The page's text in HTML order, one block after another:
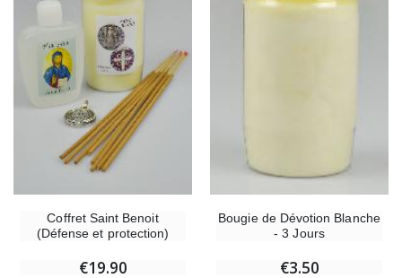
Coffret Saint Benoit
(Défense et protection)
€19.90
Bougie de Dévotion Blanche
- 3 Jours
€3.50
€6.00
-10%
€12.00 €9.60